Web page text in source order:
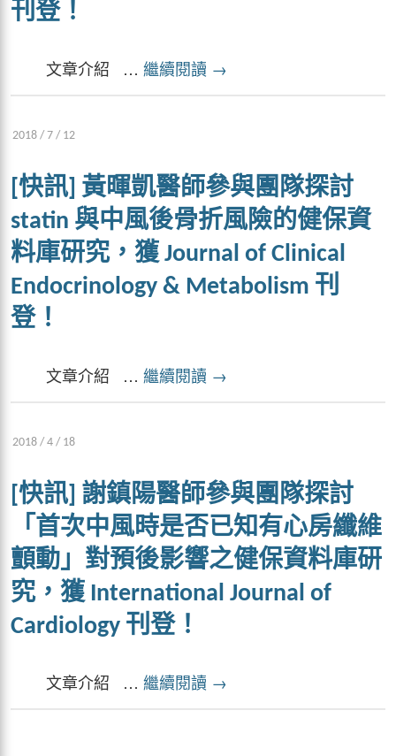
刊登！
文章介紹 … 繼續閱讀 →
2018 / 7 / 12
[快訊] 黃暉凱醫師參與團隊探討
statin 與中風後骨折風險的健保資
料庫研究，獲 Journal of Clinical
Endocrinology & Metabolism 刊
登！
文章介紹 … 繼續閱讀 →
2018 / 4 / 18
[快訊] 謝鎮陽醫師參與團隊探討
「首次中風時是否已知有心房纖維
顫動」對預後影響之健保資料庫研
究，獲 International Journal of
Cardiology 刊登！
文章介紹 … 繼續閱讀 →